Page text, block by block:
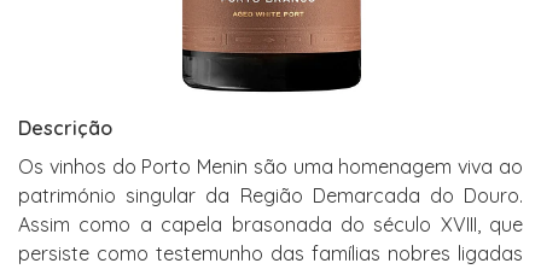
Descrição
Os vinhos do Porto Menin são uma homenagem viva ao
património singular da Região Demarcada do Douro.
Assim como a capela brasonada do século XVIII, que
persiste como testemunho das famílias nobres ligadas